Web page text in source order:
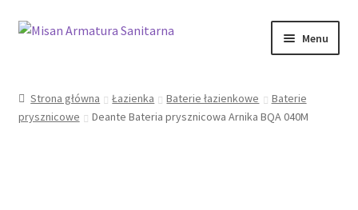
Przejdź
Przejdź
Menu
Moje konto
Strona główna Łazienka Baterie łazienkowe
Baterie
prysznicowe
Deante Bateria prysznicowa Arnika BQA 040M